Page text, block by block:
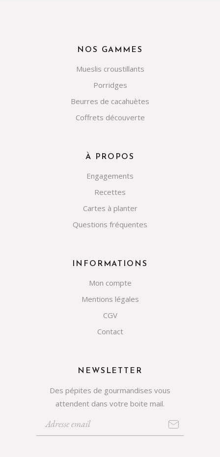
NOS GAMMES
Mueslis croustillants
Porridges
Beurres de cacahuètes
Coffrets découverte
À PROPOS
Engagements
Recettes
Cartes à planter
Questions fréquentes
INFORMATIONS
Mon compte
Mentions légales
CGV
Contact
NEWSLETTER
Des pépites de gourmandises vous
attendent dans votre boite mail.